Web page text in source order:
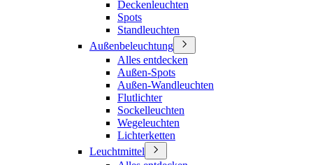
Deckenleuchten
Spots
Standleuchten
Außenbeleuchtung
Alles entdecken
Außen-Spots
Außen-Wandleuchten
Flutlichter
Sockelleuchten
Wegeleuchten
Lichterketten
Leuchtmittel